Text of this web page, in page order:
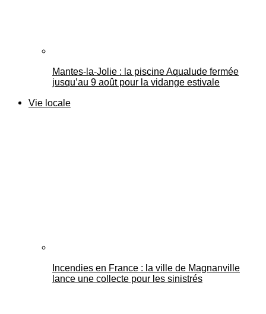
Mantes-la-Jolie : la piscine Aqualude fermée
jusqu’au 9 août pour la vidange estivale
Vie locale
Incendies en France : la ville de Magnanville
lance une collecte pour les sinistrés